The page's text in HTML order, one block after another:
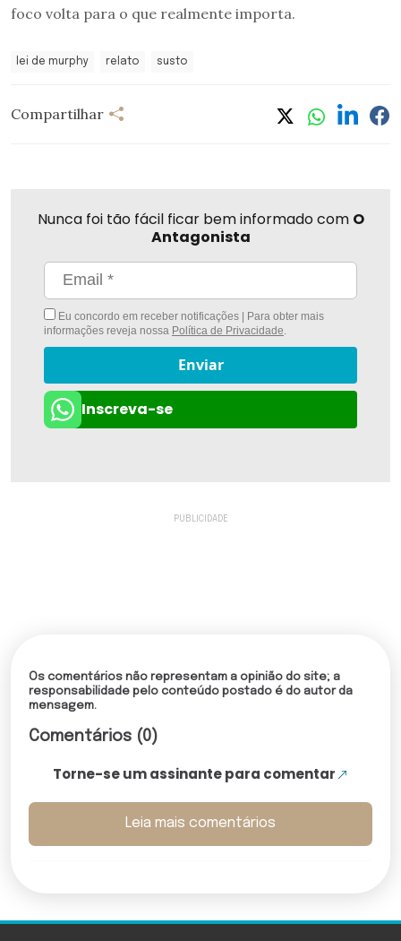
foco volta para o que realmente importa.
lei de murphy relato susto
Compartilhar
Nunca foi tão fácil ficar bem informado com O
Antagonista
Eu concordo em receber notificações | Para obter mais
informações reveja nossa Política de Privacidade
Enviar
Inscreva-se
Os comentários não representam a opinião do site; a
responsabilidade pelo conteúdo postado é do autor da
mensagem.
Comentários (0)
Torne-se um assinante para comentar
Leia mais comentários